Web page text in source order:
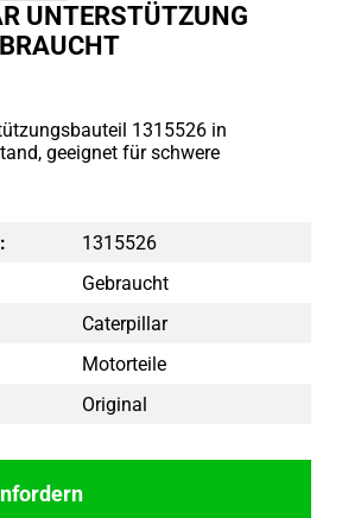
UNTERSTÜTZUNG
1315526 in
geeignet für schwere
1315526
Gebraucht
Caterpillar
Motorteile
Original